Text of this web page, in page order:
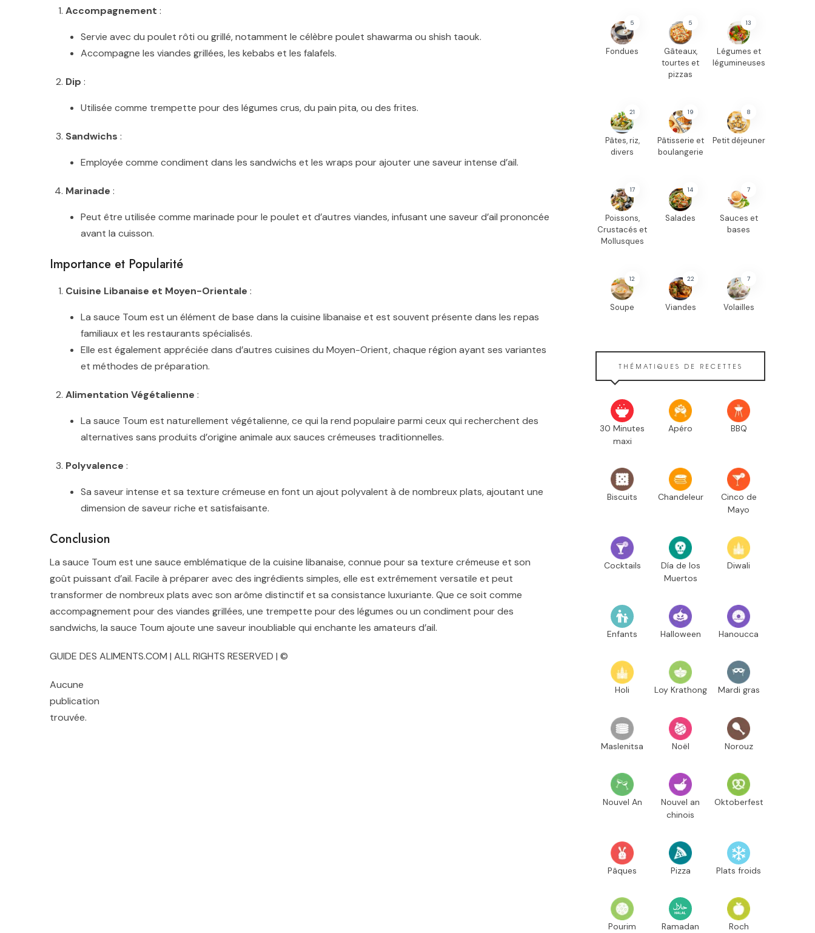
Accompagnement :
Servie avec du poulet rôti ou grillé, notamment le célèbre poulet shawarma ou shish taouk.
Accompagne les viandes grillées, les kebabs et les falafels.
Dip :
Utilisée comme trempette pour des légumes crus, du pain pita, ou des frites.
Sandwichs :
Employée comme condiment dans les sandwichs et les wraps pour ajouter une saveur intense d’ail.
Marinade :
Peut être utilisée comme marinade pour le poulet et d’autres viandes, infusant une saveur d’ail prononcée
avant la cuisson.
Importance et Popularité
Cuisine Libanaise et Moyen-Orientale :
La sauce Toum est un élément de base dans la cuisine libanaise et est souvent présente dans les repas
familiaux et les restaurants spécialisés.
Elle est également appréciée dans d’autres cuisines du Moyen-Orient, chaque région ayant ses variantes
et méthodes de préparation.
Alimentation Végétalienne :
La sauce Toum est naturellement végétalienne, ce qui la rend populaire parmi ceux qui recherchent des
alternatives sans produits d’origine animale aux sauces crémeuses traditionnelles.
Polyvalence :
Sa saveur intense et sa texture crémeuse en font un ajout polyvalent à de nombreux plats, ajoutant une
dimension de saveur riche et satisfaisante.
Conclusion
La sauce Toum est une sauce emblématique de la cuisine libanaise, connue pour sa texture crémeuse et son
goût puissant d’ail. Facile à préparer avec des ingrédients simples, elle est extrêmement versatile et peut
transformer de nombreux plats avec son arôme distinctif et sa consistance luxuriante. Que ce soit comme
accompagnement pour des viandes grillées, une trempette pour des légumes ou un condiment pour des
sandwichs, la sauce Toum ajoute une saveur inoubliable qui enchante les amateurs d’ail.
GUIDE DES ALIMENTS.COM | ALL RIGHTS RESERVED | ©
Aucune
publication
trouvée.
5
Fondues
5
Gâteaux,
tourtes et
pizzas
13
Légumes et
légumineuses
21
Pâtes, riz,
divers
19
Pâtisserie et
boulangerie
8
Petit déjeuner
17
Poissons,
Crustacés et
Mollusques
14
Salades
7
Sauces et
bases
12
Soupe
22
Viandes
7
Volailles
THÉMATIQUES DE RECETTES
30 Minutes
maxi
Apéro BBQ
Biscuits Chandeleur
Cinco de
Mayo
Cocktails
Día de los
Muertos
Diwali
Enfants Halloween Hanoucca
Holi Loy Krathong Mardi gras
Maslenitsa Noël Norouz
Nouvel An
Nouvel an
chinois
Oktoberfest
Pâques Pizza Plats froids
Pourim Ramadan Roch